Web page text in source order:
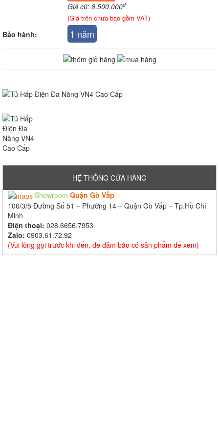
Giá cũ: 8.500.000đ
(Giá trên chưa bao gồm VAT)
Bảo hành: 1 năm
HỆ THỐNG CỬA HÀNG
Showroom Quận Gò Vấp
106/3/5 Đường Số 51 – Phường 14 – Quận Gò Vấp – Tp.Hồ Chí
Minh
Điện thoại: 028.6656.7953
Zalo: 0903.61.72.92
(Vui lòng gọi trước khi đến, để đảm bảo có sản phẩm để xem)